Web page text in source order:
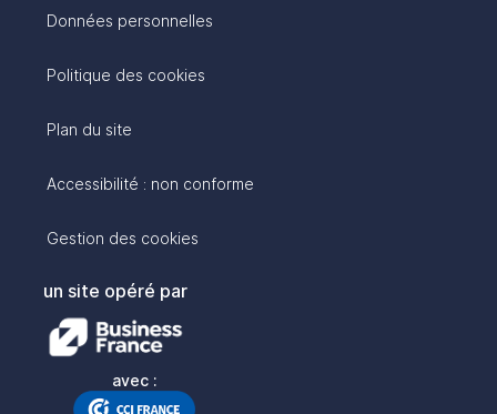
Données personnelles
Politique des cookies
Plan du site
Accessibilité : non conforme
Gestion des cookies
un site opéré par
avec :